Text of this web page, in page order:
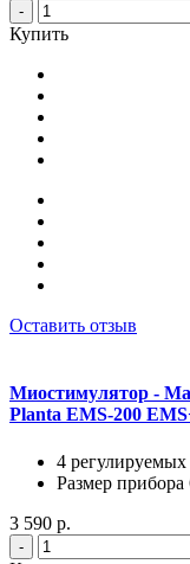
-
Купить
Оставить отзыв
Миостимулятор -
Planta EMS-200
4 регулируемых
Размер
3 590 р.
-